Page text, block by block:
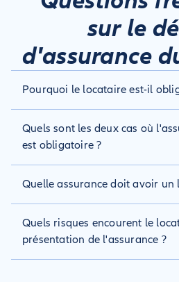
sur le
d'assurance
Pourquoi le locataire est-il
pourrait causer. C’est ce que l’on
locatifs : elle comprend la
Quels sont les deux cas où
est obligatoire ?
lorsqu’il occupe un bien. Ainsi que
Quelle assurance doit avoir un
responsabilité civile et les risques
gel, incendie et explosion.
Quels risques encourent le
présentation de l'assurance ?